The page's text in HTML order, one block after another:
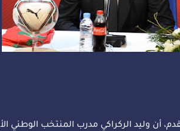
أن وليد الركراكي مدرب المنتخب الوطني